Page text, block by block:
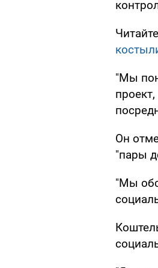
"Мы
Он
"пары
"Мы